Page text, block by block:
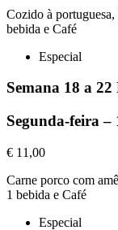
Cozido à
bebida e Café
Especial
Semana 18 a
Segunda-feira –
€ 11,00
Carne porco com
1 bebida e Café
Especial